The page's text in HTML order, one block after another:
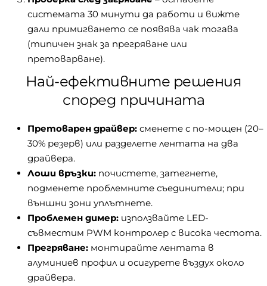
системата 30 минути да работи и вижте
дали примигването се появява чак тогава
(типичен знак за прегряване или
претоварване).
Най-ефективните решения
според причината
Претоварен драйвер: сменете с по-мощен (20–
30% резерв) или разделете лентата на два
драйвера.
Лоши връзки: почистете, затегнете,
подменете проблемните съединители; при
външни зони уплътнете.
Проблемен димер: използвайте LED-
съвместим PWM контролер с висока честота.
Прегряване: монтирайте лентата в
алуминиев профил и осигурете въздух около
драйвера.